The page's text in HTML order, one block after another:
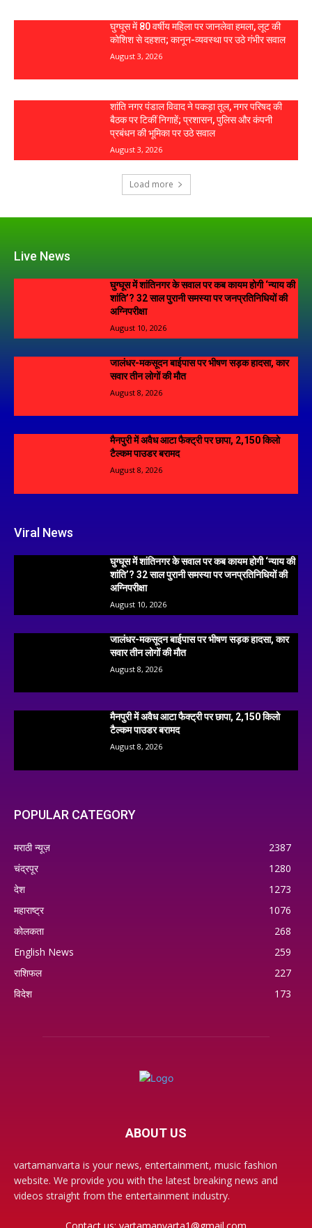
घुग्घूस में 80 वर्षीय महिला पर जानलेवा हमला, लूट की
कोशिश से दहशत; कानून-व्यवस्था पर उठे गंभीर सवाल
August 3, 2026
शांति नगर पंडाल विवाद ने पकड़ा तूल, नगर परिषद की
बैठक पर टिकीं निगाहें; प्रशासन, पुलिस और कंपनी
प्रबंधन की भूमिका पर उठे सवाल
August 3, 2026
Load more
Live News
घुग्घूस में शांतिनगर के सवाल पर कब कायम होगी ‘न्याय की
शांति’? 32 साल पुरानी समस्या पर जनप्रतिनिधियों की
अग्निपरीक्षा
August 10, 2026
जालंधर-मकसूदन बाईपास पर भीषण सड़क हादसा, कार
सवार तीन लोगों की मौत
August 8, 2026
मैनपुरी में अवैध आटा फैक्ट्री पर छापा, 2,150 किलो
टैल्कम पाउडर बरामद
August 8, 2026
Viral News
घुग्घूस में शांतिनगर के सवाल पर कब कायम होगी ‘न्याय की
शांति’? 32 साल पुरानी समस्या पर जनप्रतिनिधियों की
अग्निपरीक्षा
August 10, 2026
जालंधर-मकसूदन बाईपास पर भीषण सड़क हादसा, कार
सवार तीन लोगों की मौत
August 8, 2026
मैनपुरी में अवैध आटा फैक्ट्री पर छापा, 2,150 किलो
टैल्कम पाउडर बरामद
August 8, 2026
POPULAR CATEGORY
मराठी न्यूज़
2387
चंद्रपूर
1280
देश
1273
महाराष्ट्र
1076
कोलकता
268
English News
259
राशिफल
227
विदेश
173
ABOUT US
vartamanvarta is your news, entertainment, music fashion
website. We provide you with the latest breaking news and
videos straight from the entertainment industry.